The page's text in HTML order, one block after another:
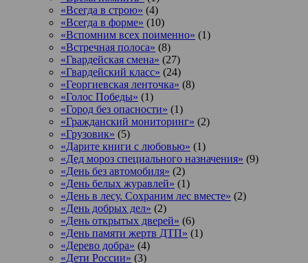
«Всегда в строю» (4)
«Всегда в форме» (10)
«Вспомним всех поименно» (1)
«Встречная полоса» (8)
«Гвардейская смена» (27)
«Гвардейский класс» (24)
«Георгиевская ленточка» (8)
«Голос Победы» (1)
«Город без опасности» (1)
«Гражданский мониторинг» (2)
«Грузовик» (5)
«Дарите книги с любовью» (1)
«Дед мороз специального назначения» (9)
«День без автомобиля» (2)
«День белых журавлей» (1)
«День в лесу. Сохраним лес вместе» (2)
«День добрых дел» (2)
«День открытых дверей» (6)
«День памяти жертв ДТП» (1)
«Дерево добра» (4)
«Дети России» (3)